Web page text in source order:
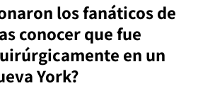
los fanáticos de
conocer que fue
en un
York?